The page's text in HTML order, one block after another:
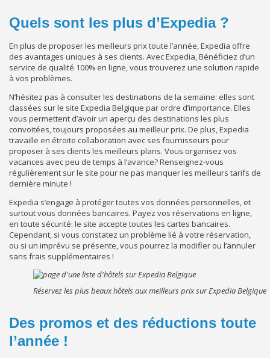
Quels sont les plus d’Expedia ?
En plus de proposer les meilleurs prix toute l’année, Expedia offre
des avantages uniques à ses clients. Avec Expedia, Bénéficiez d’un
service de qualité 100% en ligne, vous trouverez une solution rapide
à vos problèmes.
N’hésitez pas à consulter les destinations de la semaine: elles sont
classées sur le site Expedia Belgique par ordre d’importance. Elles
vous permettent d’avoir un aperçu des destinations les plus
convoitées, toujours proposées au meilleur prix. De plus, Expedia
travaille en étroite collaboration avec ses fournisseurs pour
proposer à ses clients les meilleurs plans. Vous organisez vos
vacances avec peu de temps à l’avance? Renseignez-vous
régulièrement sur le site pour ne pas manquer les meilleurs tarifs de
dernière minute !
Expedia s’engage à protéger toutes vos données personnelles, et
surtout vous données bancaires. Payez vos réservations en ligne,
en toute sécurité: le site accepte toutes les cartes bancaires.
Cependant, si vous constatez un problème lié à votre réservation,
ou si un imprévu se présente, vous pourrez la modifier ou l’annuler
sans frais supplémentaires !
Réservez les plus beaux hôtels aux meilleurs prix sur Expedia Belgique
Des promos et des réductions toute
l’année !